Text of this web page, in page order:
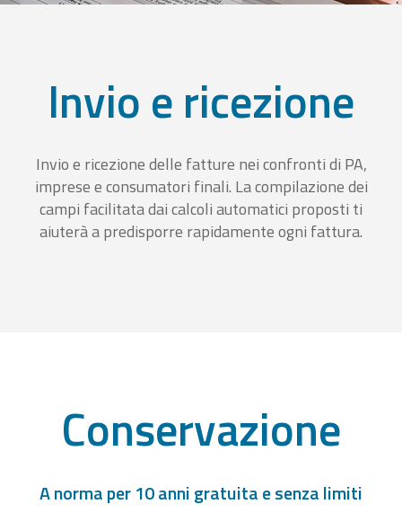
Invio e ricezione
Invio e ricezione delle fatture nei confronti di PA,
imprese e consumatori finali. La compilazione dei
campi facilitata dai calcoli automatici proposti ti
aiuterà a predisporre rapidamente ogni fattura.
Conservazione
A norma per 10 anni gratuita e senza limiti